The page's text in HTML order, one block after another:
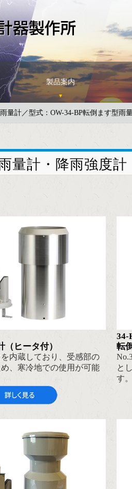
製品案内
量計／型式：OW-34-BP転倒ます型雨
量計・降雨強度計
ヒータ付）
内蔵しており、受感部の
、寒冷地での使用が可能
34-
転
と
す。